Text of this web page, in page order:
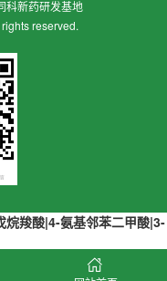
科新药研发基地
reserved.
烷羧酸|4-氨基邻苯二甲酸|3-